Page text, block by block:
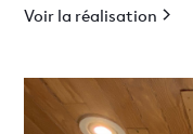
Voir la réalisation